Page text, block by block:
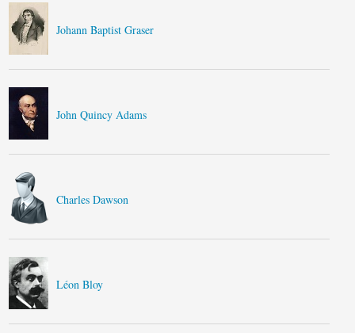
Johann Baptist Graser
John Quincy Adams
Charles Dawson
Léon Bloy